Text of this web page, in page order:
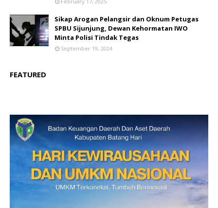
Sikap Arogan Pelangsir dan Oknum Petugas
SPBU Sijunjung, Dewan Kehormatan IWO
Minta Polisi Tindak Tegas
September 19, 2024
FEATURED